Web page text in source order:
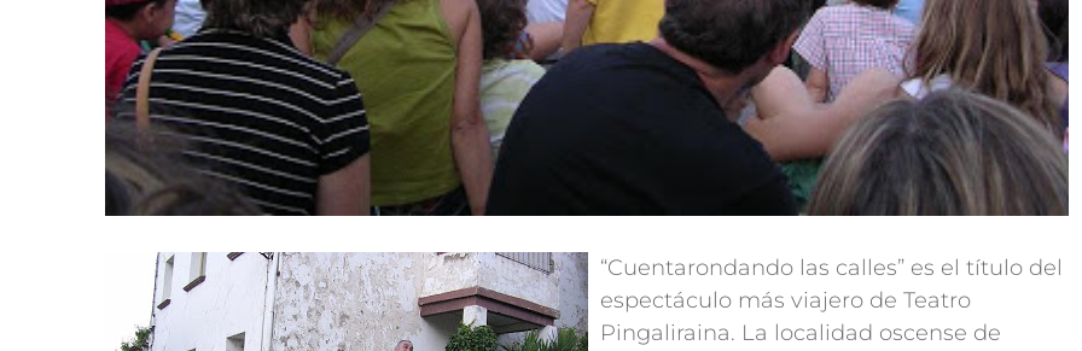
“Cuentarondando las calles” es el título del
espectáculo más viajero de Teatro
Pingaliraina. La localidad oscense de